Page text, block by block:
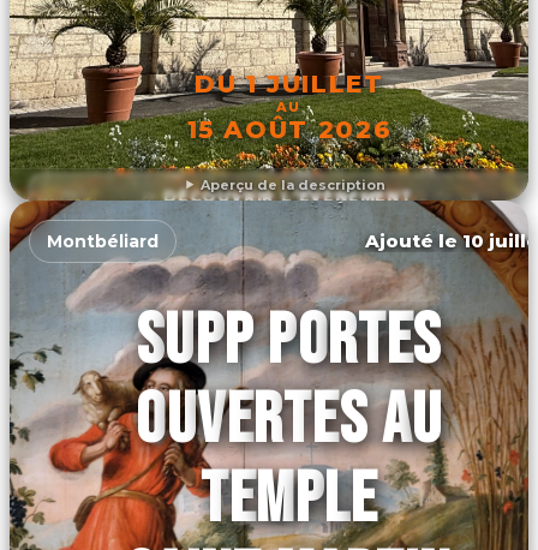
Aperçu de la description
DU 1 JUILLET
AU
15 AOÛT 2026
DÉCOUVRIR L'ÉVÉNEMENT
Montbéliard Ajouté le 10
SUPP PORTES
OUVERTES AU
TEMPLE